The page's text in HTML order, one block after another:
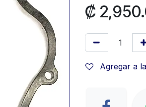
₡
Agregar a